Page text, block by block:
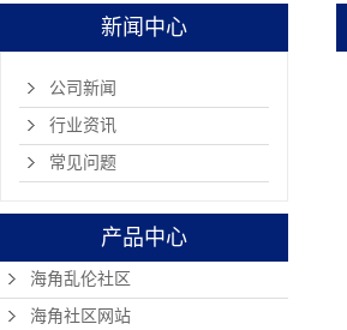
新闻中心
公司新闻
行业资讯
常见问题
产品中心
海角乱伦社区
海角社区网站